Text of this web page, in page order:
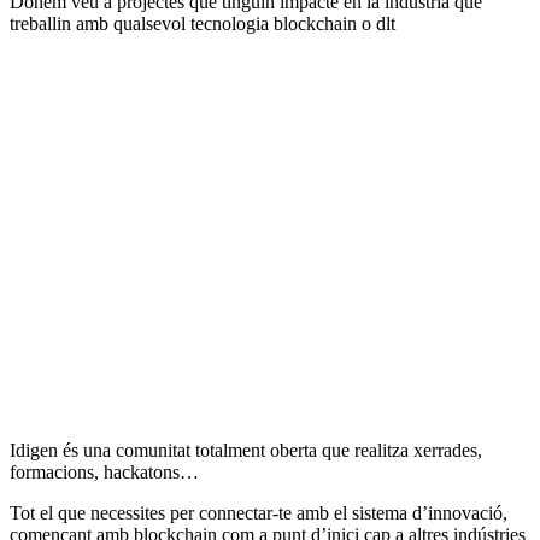
treballin amb qualsevol tecnologia blockchain o dlt
Idigen és una comunitat totalment oberta que realitza xerrades,
formacions, hackatons…
Tot el que necessites per connectar-te amb el sistema d’innovació,
començant amb blockchain com a punt d’inici cap a altres indústries